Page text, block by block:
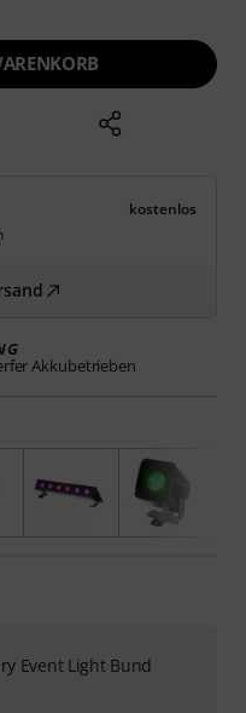
kostenlos
Akkubetrieben
Event Light Bund